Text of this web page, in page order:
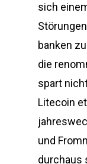
sich
banken
die
spart
Litecoin
und
durchaus